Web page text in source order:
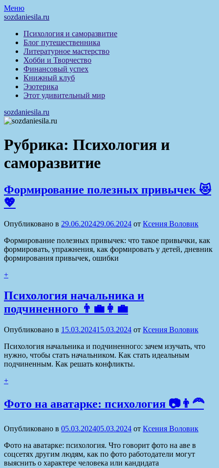
Перейти
к
Меню
sozdaniesila.ru
Психология и саморазвитие
Блог путешественника
Литературное мастерство
Хобби и Творчество
Финансовый успех
Книжный клуб
Эзотерика
Этот удивительный мир
sozdaniesila.ru
Рубрика: Психология и
саморазвитие
Формирование полезных привычек 😻
💖
Опубликовано в 29.06.202429.06.2024 от Ксения Воловик
Формирование полезных привычек: что такое привычки, как
формировать, упражнения, как формировать у детей, дневник
формирования привычек, ошибки
+
Психология начальника и
подчиненного 👨‍💼👩‍💼
Опубликовано в 15.03.202415.03.2024 от Ксения Воловик
Психология начальника и подчиненного: зачем изучать, что
нужно, чтобы стать начальником. Как стать идеальным
подчиненным. Как решать конфликты.
+
Фото на аватарке: психология 📷👨‍🦰
Опубликовано в 05.03.202405.03.2024 от Ксения Воловик
Фото на аватарке: психология. Что говорит фото на аве в
соцсетях другим людям, как по фото работодатели могут
выяснить о характере человека или кандидата